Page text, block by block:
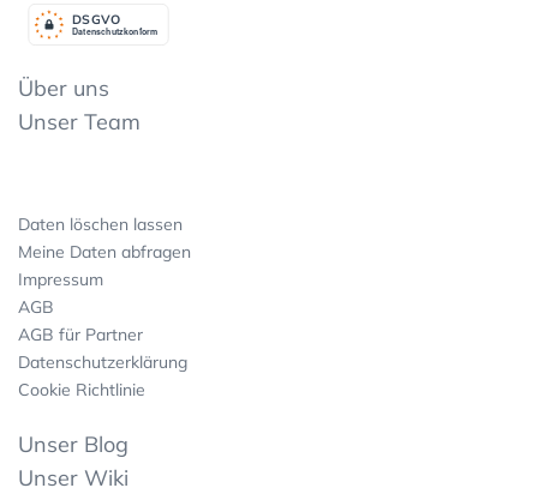
Datenschutzkonform
DSGVO
Über uns
Unser Team
Daten löschen lassen
Meine Daten abfragen
Impressum
AGB
AGB für Partner
Datenschutzerklärung
Cookie Richtlinie
Unser Blog
Unser Wiki